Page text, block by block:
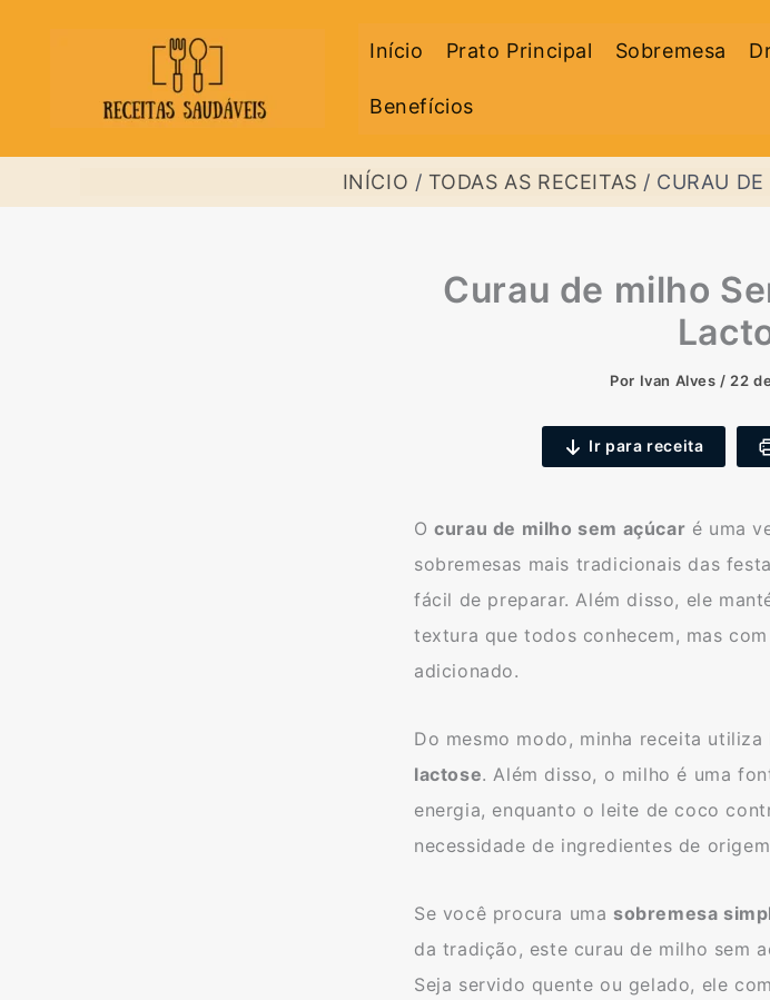
Início Prato Principal Sobremesa
Benefícios
INÍCIO TODAS AS RECEITAS CURAU
Curau de milho
Por Ivan Alves / 22
Ir para receita
Ocurau de milho sem açúcar é uma
sobremesas mais tradicionais das
fácil de preparar. Além disso, ele
textura que todos conhecem, mas
adicionado.
Do mesmo modo, minha receita
lactose. Além disso, o milho é uma
energia, enquanto o leite de coco
necessidade de ingredientes de
Se você procura uma sobremesa
da tradição, este curau de milho sem
Seja servido quente ou gelado, ele